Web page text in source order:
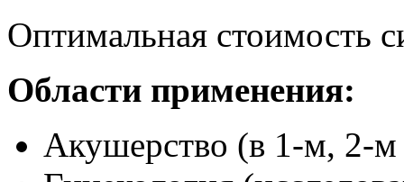
Оптимальная стоимость
Области применения:
Акушерство (в 1-м, 2-